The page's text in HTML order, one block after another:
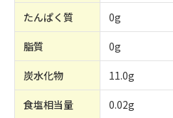
たんぱく質 0g
脂質 0g
炭水化物 11.0g
食塩相当量 0.02g